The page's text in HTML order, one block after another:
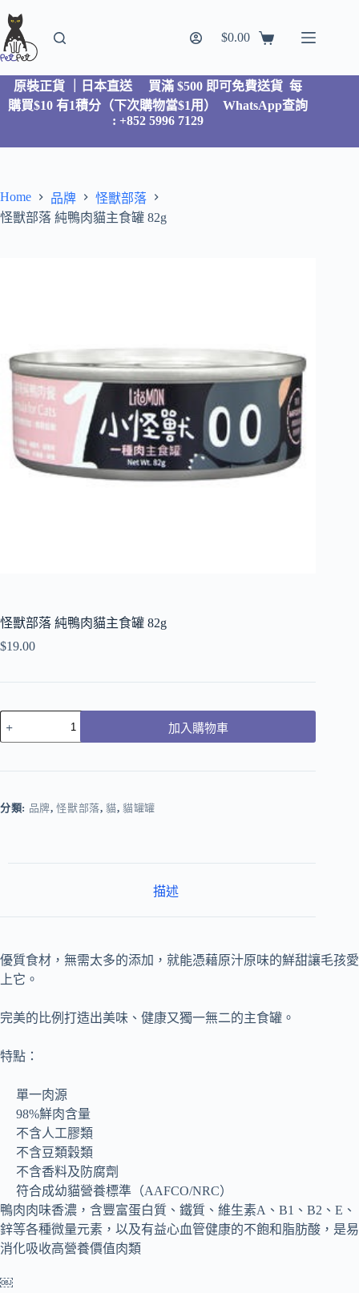
$0.00
原裝正貨 ｜日本直送
買滿 $500 即可免費送貨 每
購買$10 有1積分（下次購物當$1用）WhatsApp查詢
: +852 5996 7129
Home 品牌
怪獸部落
怪獸部落 純鴨肉貓主食罐 82g
怪獸部落 純鴨肉貓主食罐 82g
$19.00
加入購物車
分類: 品牌,怪獸部落,貓,貓罐罐
描述
優質食材，無需太多的添加，就能憑藉原汁原味的鮮甜讓毛孩愛
上它。
完美的比例打造出美味、健康又獨一無二的主食罐。
特點：
單一肉源
98%鮮肉含量
不含人工膠類
不含豆類穀類
不含香料及防腐劑
符合成幼貓營養標準（AAFCO/NRC）
鴨肉肉味香濃，含豐富蛋白質、鐵質、維生素A、B1、B2、E、
鋅等各種微量元素，以及有益心血管健康的不飽和脂肪酸，是易
消化吸收高營養價值肉類
￼